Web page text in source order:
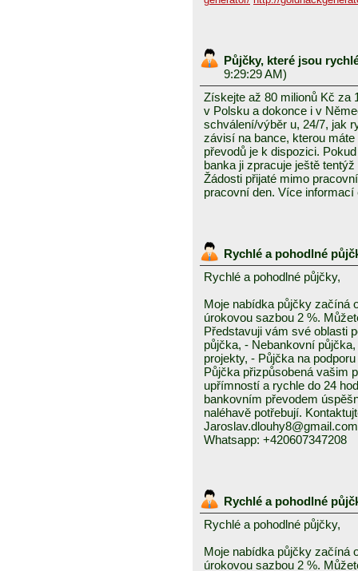
Půjčky, které jsou
9:29:29 AM)
Získejte až 80 milionů Kč za
v Polsku a dokonce i v
schválení/výběr u, 24/7, jak
závisí na bance, kterou
převodů je k dispozici.
banka ji zpracuje ještě tentýž
Žádosti přijaté mimo
pracovní den. Více
Rychlé a pohodlné
Rychlé a pohodlné půjčky,
Moje nabídka půjčky začíná
úrokovou sazbou 2 %.
Představuji vám své oblasti
půjčka, - Nebankovní
projekty, - Půjčka na
Půjčka přizpůsobená vašim
upřímností a rychle do 24
bankovním převodem
naléhavě potřebují.
Jaroslav.dlouhy8@gmail.com
Whatsapp: +420607347208
Rychlé a pohodlné
Rychlé a pohodlné půjčky,
Moje nabídka půjčky začíná
úrokovou sazbou 2 %.